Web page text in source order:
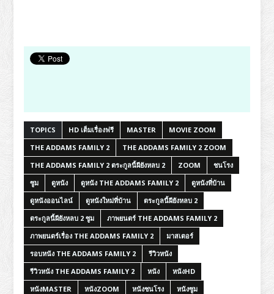
TOPICS HD เต็มเรื่องฟรี MASTER
MOVIE ZOOM
THE ADDAMS FAMILY 2
THE ADDAMS FAMILY 2 ZOOM
THE ADDAMS FAMILY 2 ตระกูลนี้ผียังหลบ 2
ZOOM
ชนโรง
ซูม
ดูหนัง ดูหนัง THE ADDAMS FAMILY 2
ดูหนังที่บ้าน
ดูหนังออนไลน์
ดูหนังใหม่ที่บ้าน
ตระกูลนี้ผียังหลบ 2
ตระกูลนี้ผียังหลบ 2 ซูม
ภาพยนตร์ THE ADDAMS FAMILY 2
ภาพยนตร์เรื่อง THE ADDAMS FAMILY 2
มาสเตอร์
รอบหนัง THE ADDAMS FAMILY 2
รีวิวหนัง
รีวิวหนัง THE ADDAMS FAMILY 2
หนัง
หนังHD
หนังMASTER
หนังZOOM หนังชนโรง
หนังซูม